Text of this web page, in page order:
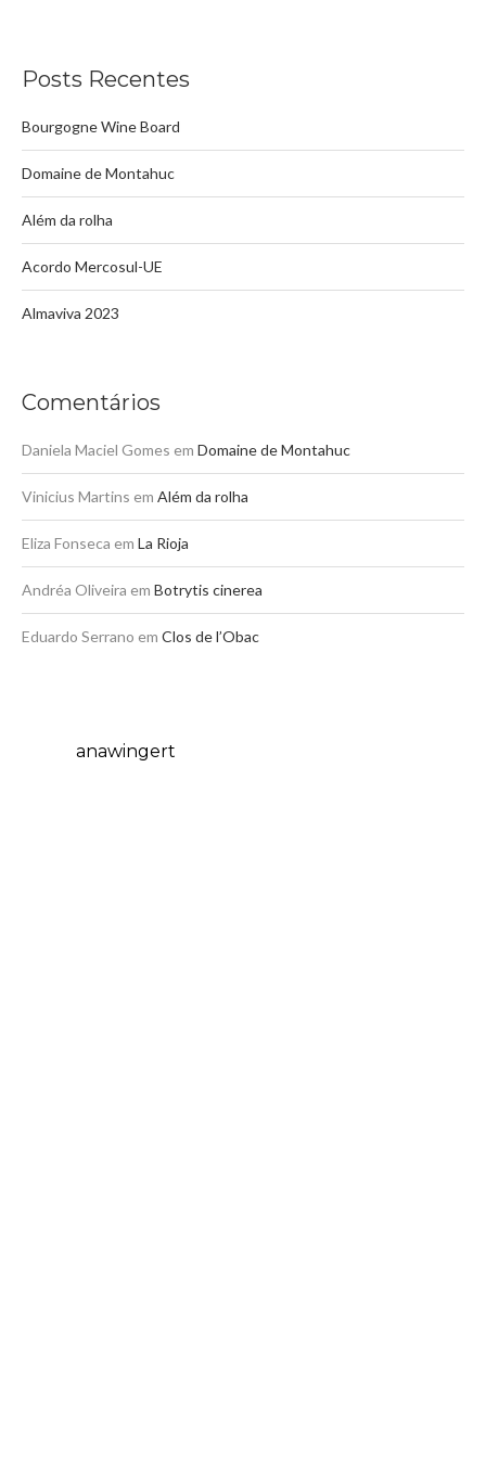
Posts Recentes
Bourgogne Wine Board
Domaine de Montahuc
Além da rolha
Acordo Mercosul-UE
Almaviva 2023
Comentários
Daniela Maciel Gomes em Domaine de Montahuc
Vinicius Martins em Além da rolha
Eliza Fonseca em La Rioja
Andréa Oliveira em Botrytis cinerea
Eduardo Serrano em Clos de l’Obac
anawingert